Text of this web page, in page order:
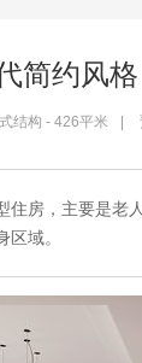
简约风格
结构 - 426平米
住房，主要是老
域。